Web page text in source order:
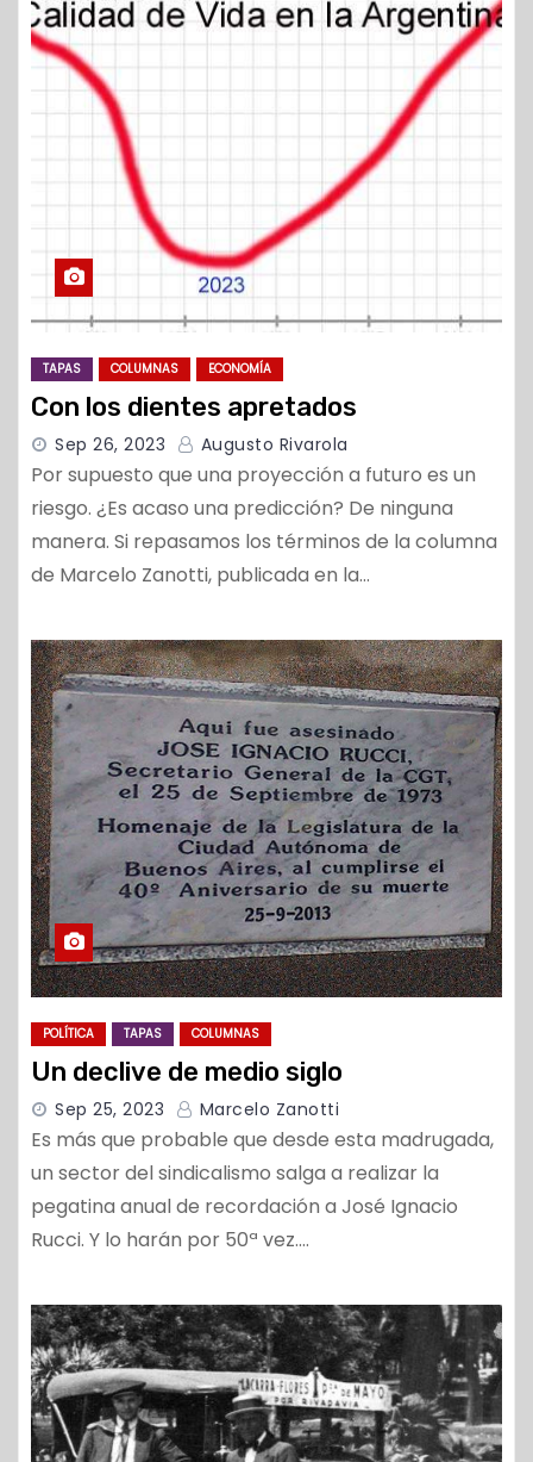
TAPAS COLUMNAS ECONOMÍA
Con los dientes apretados
Sep 26, 2023 Augusto Rivarola
Por supuesto que una proyección a futuro es un
riesgo. ¿Es acaso una predicción? De ninguna
manera. Si repasamos los términos de la columna
de Marcelo Zanotti, publicada en la…
POLÍTICA TAPAS COLUMNAS
Un declive de medio siglo
Sep 25, 2023 Marcelo Zanotti
Es más que probable que desde esta madrugada,
un sector del sindicalismo salga a realizar la
pegatina anual de recordación a José Ignacio
Rucci. Y lo harán por 50ª vez.…